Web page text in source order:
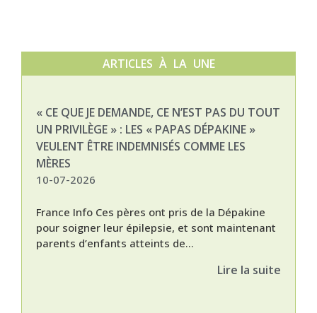
ARTICLES À LA UNE
« CE QUE JE DEMANDE, CE N’EST PAS DU TOUT
UN PRIVILÈGE » : LES « PAPAS DÉPAKINE »
VEULENT ÊTRE INDEMNISÉS COMME LES
MÈRES
10-07-2026
France Info Ces pères ont pris de la Dépakine
pour soigner leur épilepsie, et sont maintenant
parents d’enfants atteints de...
Lire la suite